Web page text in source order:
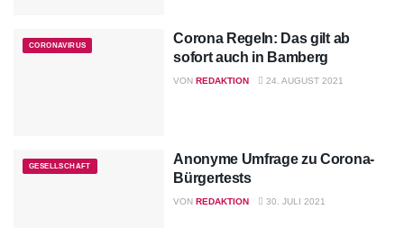
CORONAVIRUS
Corona Regeln: Das gilt ab
sofort auch in Bamberg
VON REDAKTION 24. AUGUST 2021
GESELLSCHAFT
Anonyme Umfrage zu Corona-
Bürgertests
VON REDAKTION 30. JULI 2021